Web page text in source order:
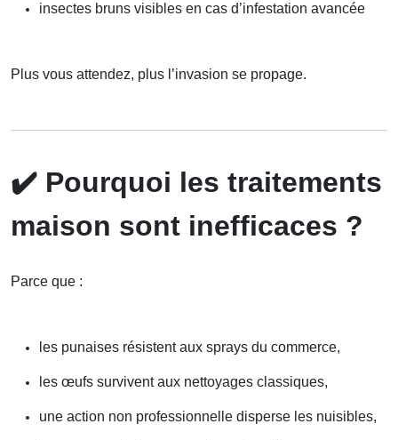
insectes bruns visibles en cas d’infestation avancée
Plus vous attendez, plus l’invasion se propage.
✔️ Pourquoi les traitements
maison sont inefficaces ?
Parce que :
les punaises résistent aux sprays du commerce,
les œufs survivent aux nettoyages classiques,
une action non professionnelle disperse les nuisibles,